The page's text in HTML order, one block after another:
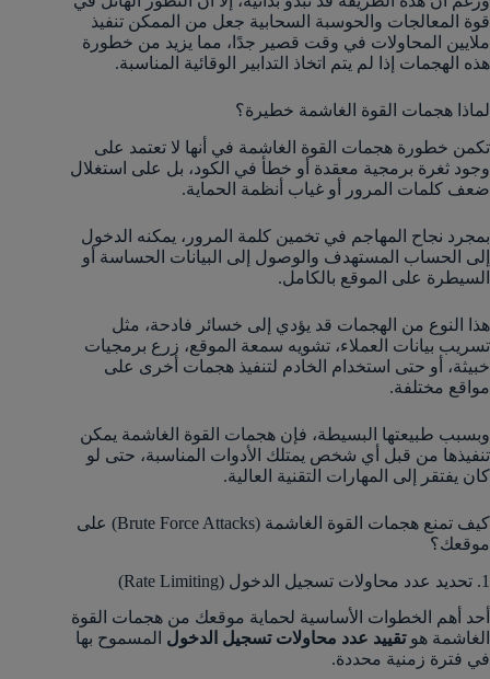
قوة المعالجات والحوسبة السحابية جعل من الممكن تنفيذ
ملايين المحاولات في وقت قصير جدًا، مما يزيد من خطورة
هذه الهجمات إذا لم يتم اتخاذ التدابير الوقائية المناسبة.
لماذا هجمات القوة الغاشمة خطيرة؟
تكمن خطورة هجمات القوة الغاشمة في أنها لا تعتمد على
وجود ثغرة برمجية معقدة أو خطأ في الكود، بل على استغلال
ضعف كلمات المرور أو غياب أنظمة الحماية.
بمجرد نجاح المهاجم في تخمين كلمة المرور، يمكنه الدخول
إلى الحساب المستهدف والوصول إلى البيانات الحساسة أو
السيطرة على الموقع بالكامل.
هذا النوع من الهجمات قد يؤدي إلى خسائر فادحة، مثل
تسريب بيانات العملاء، تشويه سمعة الموقع، زرع برمجيات
خبيثة، أو حتى استخدام الخادم لتنفيذ هجمات أخرى على
مواقع مختلفة.
وبسبب طبيعتها البسيطة، فإن هجمات القوة الغاشمة يمكن
تنفيذها من قبل أي شخص يمتلك الأدوات المناسبة، حتى لو
كان يفتقر إلى المهارات التقنية العالية.
كيف تمنع هجمات القوة الغاشمة (Brute Force Attacks) على
موقعك؟
1. تحديد عدد محاولات تسجيل الدخول (Rate Limiting)
أحد أهم الخطوات الأساسية لحماية موقعك من هجمات القوة
الغاشمة هوتقييد عدد محاولات تسجيل الدخول المسموح بها
في فترة زمنية محددة.